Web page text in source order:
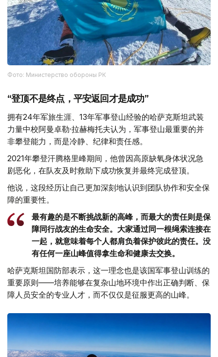
Фото: Министерство обороны РК
“登顶不是终点，平安返回才是成功”
拥有24年军旅生涯、13年军事登山经验的哈萨克斯坦武装
力量中校阿曼卓勒·拉赫梅托夫认为，军事登山最重要的并
非攀登能力，而是冷静、纪律和责任感。
2021年攀登汗腾格里峰期间，他曾因高原缺氧身体状况急
剧恶化，在队友及时救助下成功恢复并最终完成登顶。
他说，这段经历让自己更加深刻地认识到团队协作和安全保
障的重要性。
最有趣的是不断挑战新的高峰，而最大的责任则是保
障同行战友的生命安全。大家通过同一根绳索连接在
一起，就意味着每个人都肩负着保护彼此的责任。没
有任何一座山峰值得拿生命和健康去交换。
哈萨克斯坦国防部表示，这一理念也是该国军事登山训练的
重要原则——培养能够在复杂山地环境中作出正确判断、保
障人员安全的专业人才，而不仅仅是征服更高的山峰。